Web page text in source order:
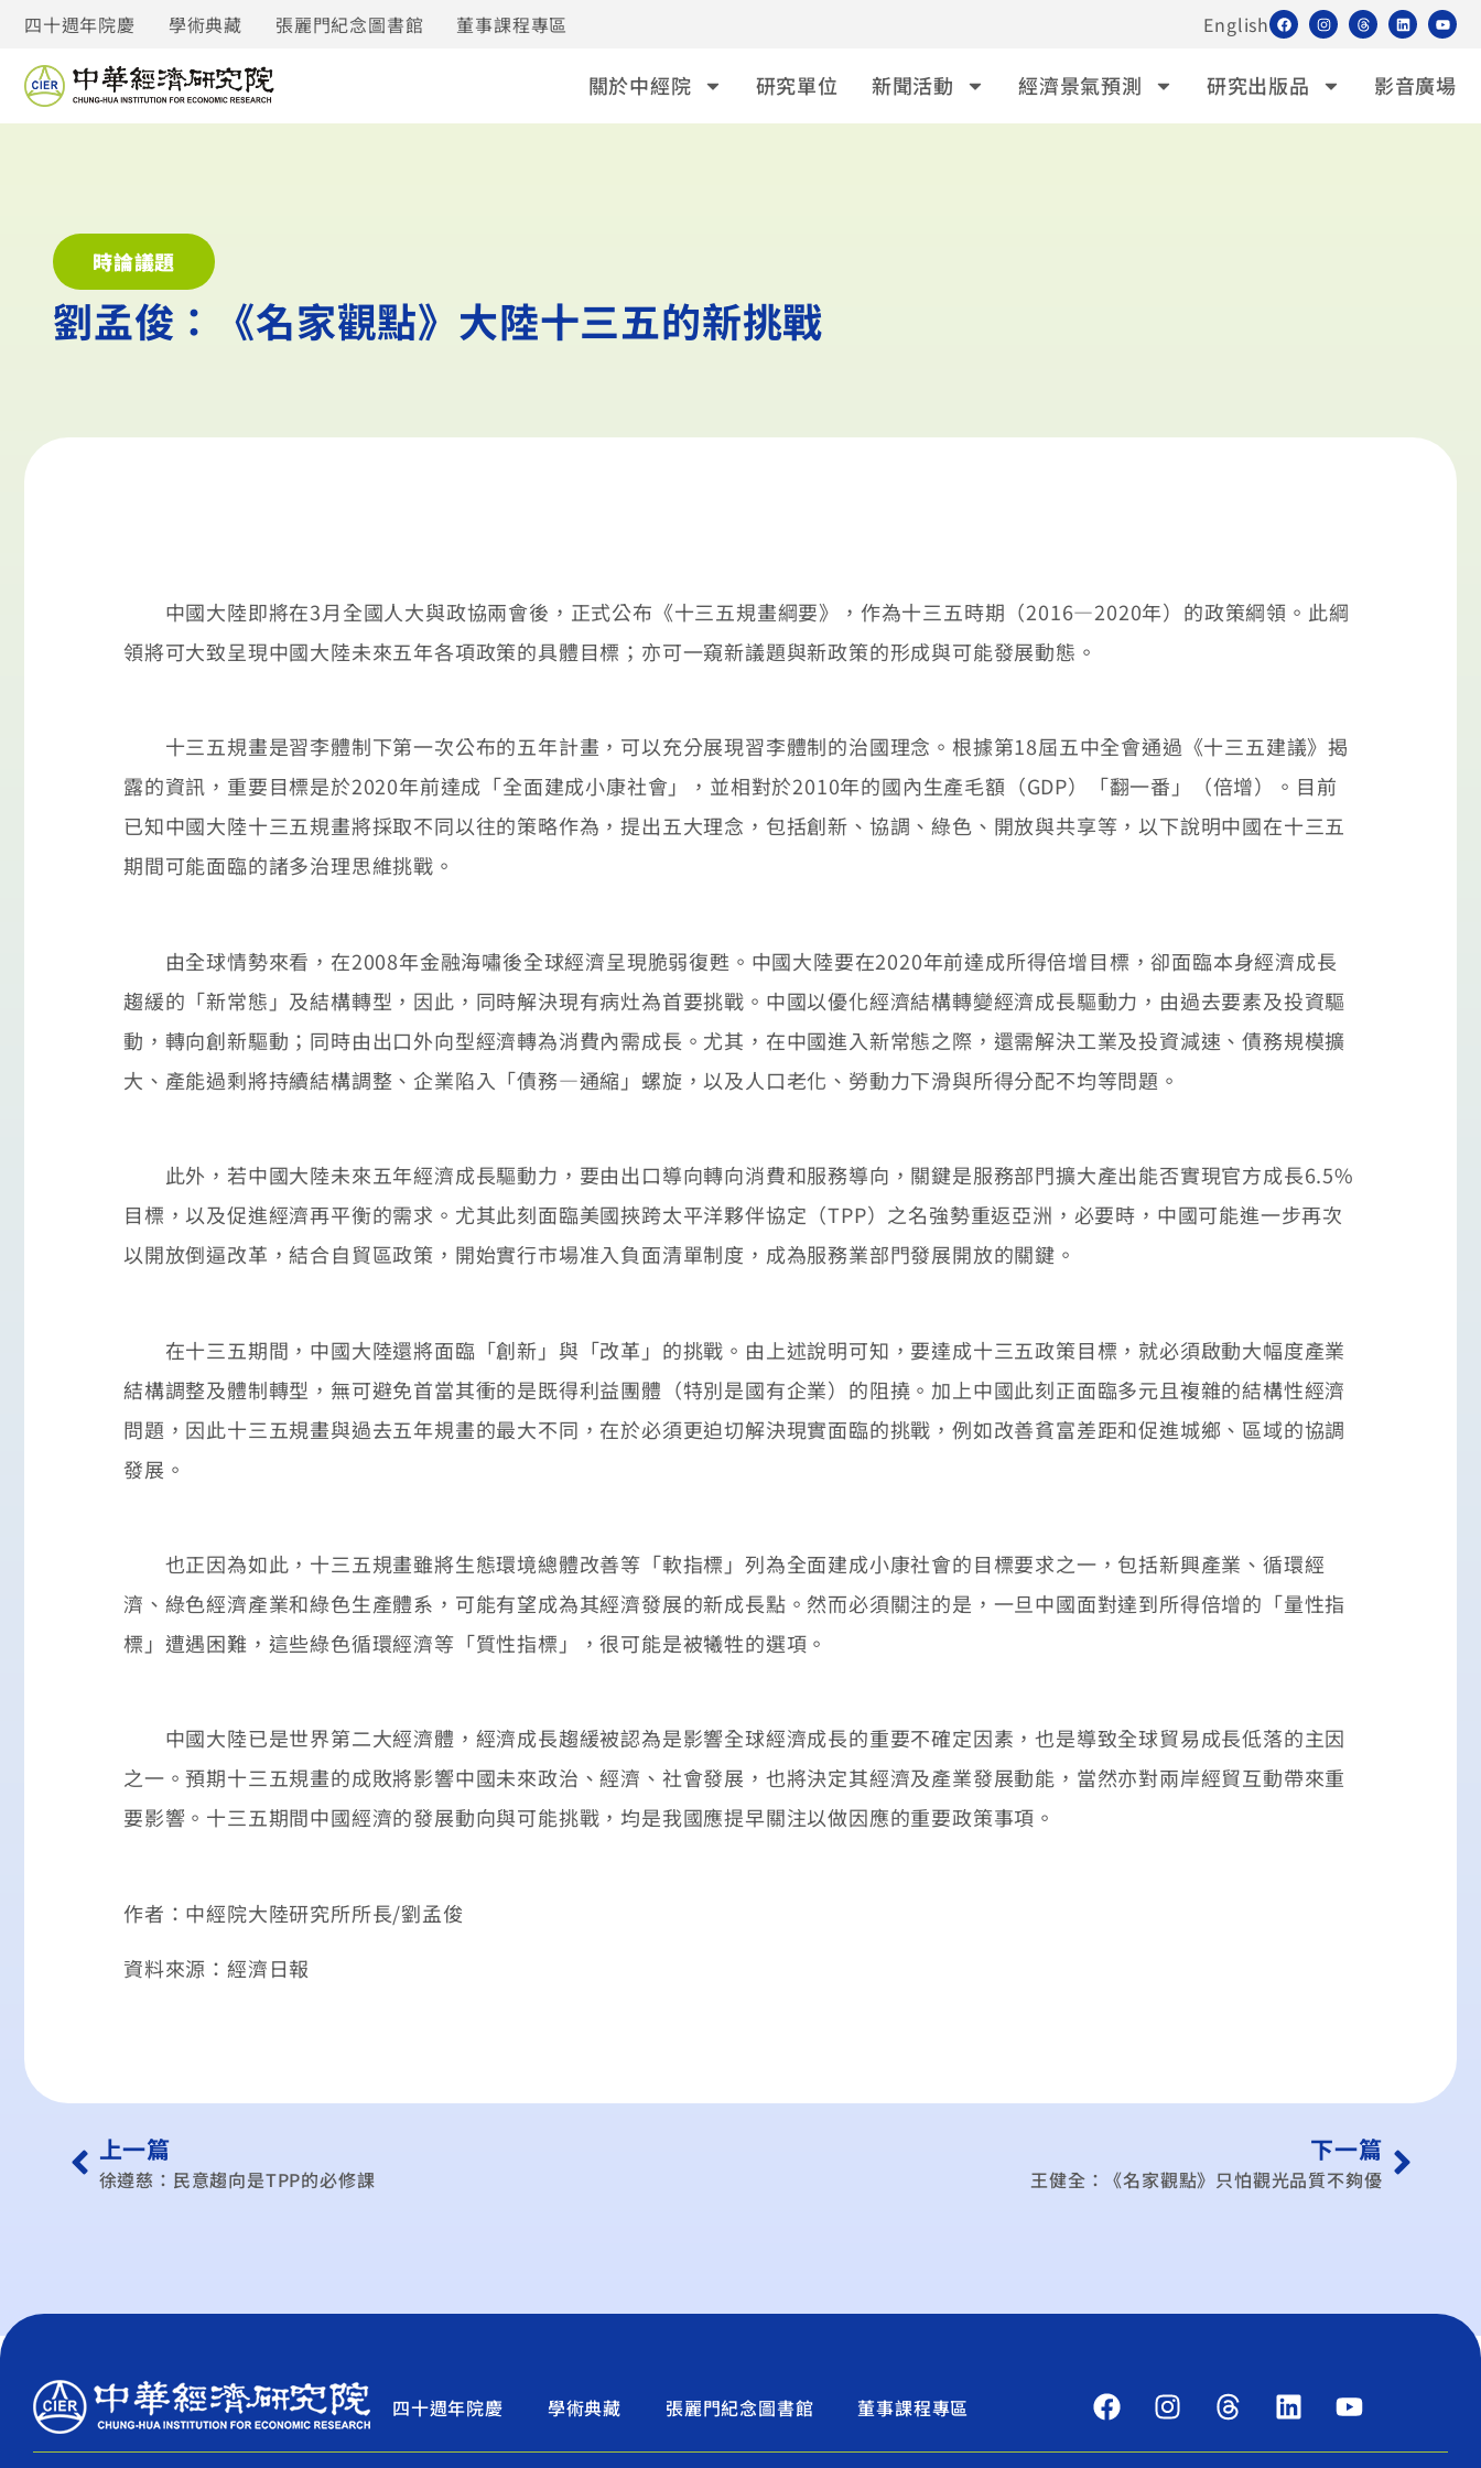
四十週年院慶 學術典藏 張麗門紀念圖書館 董事課程專區 English
關於中經院 研究單位 新聞活動 經濟景氣預測 研究出版品 影音廣場
時論議題
劉孟俊：《名家觀點》大陸十三五的新挑戰
中國大陸即將在3月全國人大與政協兩會後，正式公布《十三五規畫綱要》，作為十三五時期（2016—2020年）的政策綱領。此綱
領將可大致呈現中國大陸未來五年各項政策的具體目標；亦可一窺新議題與新政策的形成與可能發展動態。
十三五規畫是習李體制下第一次公布的五年計畫，可以充分展現習李體制的治國理念。根據第18屆五中全會通過《十三五建議》揭
露的資訊，重要目標是於2020年前達成「全面建成小康社會」，並相對於2010年的國內生產毛額（GDP）「翻一番」（倍增）。目前
已知中國大陸十三五規畫將採取不同以往的策略作為，提出五大理念，包括創新、協調、綠色、開放與共享等，以下說明中國在十三五
期間可能面臨的諸多治理思維挑戰。
由全球情勢來看，在2008年金融海嘯後全球經濟呈現脆弱復甦。中國大陸要在2020年前達成所得倍增目標，卻面臨本身經濟成長
趨緩的「新常態」及結構轉型，因此，同時解決現有病灶為首要挑戰。中國以優化經濟結構轉變經濟成長驅動力，由過去要素及投資驅
動，轉向創新驅動；同時由出口外向型經濟轉為消費內需成長。尤其，在中國進入新常態之際，還需解決工業及投資減速、債務規模擴
大、產能過剩將持續結構調整、企業陷入「債務—通縮」螺旋，以及人口老化、勞動力下滑與所得分配不均等問題。
此外，若中國大陸未來五年經濟成長驅動力，要由出口導向轉向消費和服務導向，關鍵是服務部門擴大產出能否實現官方成長6.5%
目標，以及促進經濟再平衡的需求。尤其此刻面臨美國挾跨太平洋夥伴協定（TPP）之名強勢重返亞洲，必要時，中國可能進一步再次
以開放倒逼改革，結合自貿區政策，開始實行市場准入負面清單制度，成為服務業部門發展開放的關鍵。
在十三五期間，中國大陸還將面臨「創新」與「改革」的挑戰。由上述說明可知，要達成十三五政策目標，就必須啟動大幅度產業
結構調整及體制轉型，無可避免首當其衝的是既得利益團體（特別是國有企業）的阻撓。加上中國此刻正面臨多元且複雜的結構性經濟
問題，因此十三五規畫與過去五年規畫的最大不同，在於必須更迫切解決現實面臨的挑戰，例如改善貧富差距和促進城鄉、區域的協調
發展。
也正因為如此，十三五規畫雖將生態環境總體改善等「軟指標」列為全面建成小康社會的目標要求之一，包括新興產業、循環經
濟、綠色經濟產業和綠色生產體系，可能有望成為其經濟發展的新成長點。然而必須關注的是，一旦中國面對達到所得倍增的「量性指
標」遭遇困難，這些綠色循環經濟等「質性指標」，很可能是被犧牲的選項。
中國大陸已是世界第二大經濟體，經濟成長趨緩被認為是影響全球經濟成長的重要不確定因素，也是導致全球貿易成長低落的主因
之一。預期十三五規畫的成敗將影響中國未來政治、經濟、社會發展，也將決定其經濟及產業發展動能，當然亦對兩岸經貿互動帶來重
要影響。十三五期間中國經濟的發展動向與可能挑戰，均是我國應提早關注以做因應的重要政策事項。
作者：中經院大陸研究所所長/劉孟俊
資料來源：經濟日報
上一篇
徐遵慈：民意趨向是TPP的必修課
下一篇
王健全：《名家觀點》只怕觀光品質不夠優
四十週年院慶 學術典藏 張麗門紀念圖書館 董事課程專區